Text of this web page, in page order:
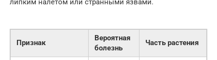
липким налетом или странными язвами.
Признак
Вероятная
болезнь
Часть растения